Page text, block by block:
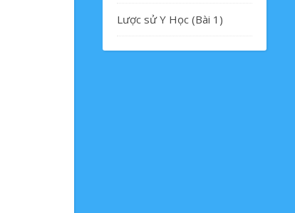
Lược sử Y Học (Bài 1)